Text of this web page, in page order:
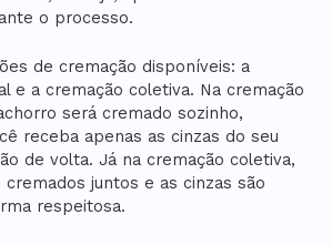
o processo.
de cremação disponíveis: a
e a cremação coletiva. Na cremação
será cremado sozinho,
receba apenas as cinzas do seu
de volta. Já na cremação coletiva,
cremados juntos e as cinzas são
respeitosa.